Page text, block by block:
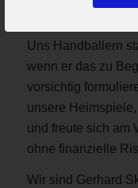
Uns Handballern
wenn er das zu
vorsichtig
unsere
und freute sich am
ohne finanzielle
Wir sind Gerhard